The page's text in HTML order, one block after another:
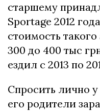
старшему
Sportage 2012
стоимость
300 до 400 тыс
ездил с 2013 по
Спросить лично у
его родители